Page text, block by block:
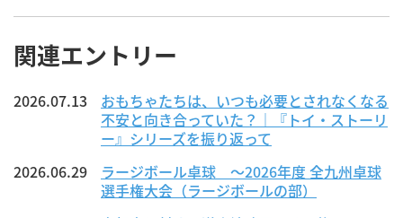
関連エントリー
2026.07.13
おもちゃたちは、いつも必要とされなくなる
不安と向き合っていた？｜『トイ・ストーリ
ー』シリーズを振り返って
2026.06.29
ラージボール卓球 ～2026年度 全九州卓球
選手権大会（ラージボールの部）